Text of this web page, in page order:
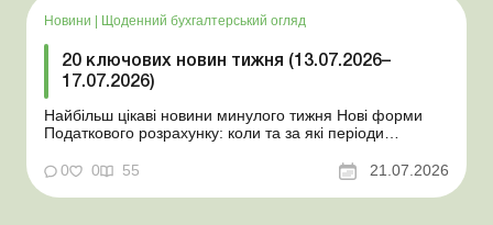
Новини Щоденний бухгалтерський огляд
20 ключових новин тижня (13.07.2026–
17.07.2026)
Найбільш цікаві новини минулого тижня Нові форми
Податкового розрахунку: коли та за які періоди
відстрочки від призову під час мобілізації удосконалено
Кабмін утворив Координаційний центр з організації
бронювання військовозобов’язаних Верховна ...
0 0 55 21.07.2026